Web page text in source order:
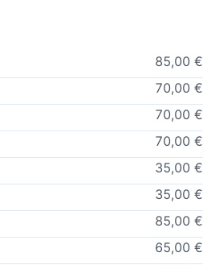
85,00 €
70,00 €
70,00 €
70,00 €
35,00 €
35,00 €
85,00 €
65,00 €